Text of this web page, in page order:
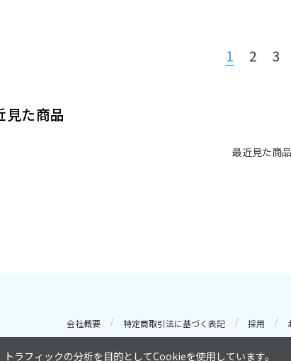
1 2 3
見た商品
最近見た商
会社概要 特定商取引法に基づく表記 採用
ラフィックの分析を目的としてCookieを使用しています。